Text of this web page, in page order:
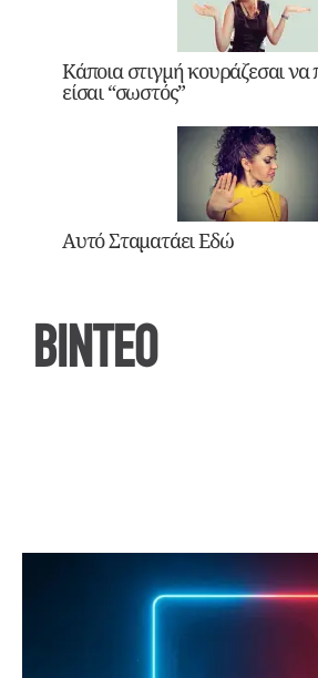
Κάποια στιγμή κουράζεσαι να
είσαι “σωστός”
Αυτό Σταματάει Εδώ
ΒΙΝΤΕΟ